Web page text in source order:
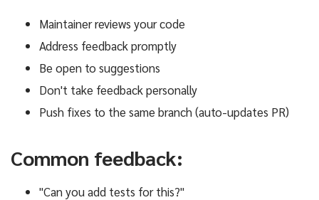
Maintainer reviews your code
Address feedback promptly
Be open to suggestions
Don't take feedback personally
Push fixes to the same branch (auto-updates PR)
Common feedback:
"Can you add tests for this?"